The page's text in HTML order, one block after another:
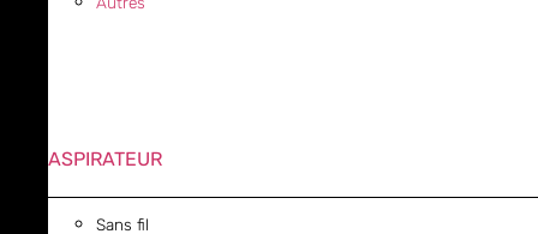
ASPIRATEUR
Sans fil